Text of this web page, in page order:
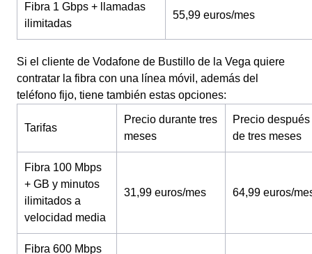
Fibra 1 Gbps + llamadas
ilimitadas
55,99 euros/mes
Si el cliente de Vodafone de Bustillo de la Vega quiere
contratar la fibra con una línea móvil, además del
teléfono fijo, tiene también estas opciones:
Tarifas
Precio durante tres
meses
Precio después
de tres meses
Fibra 100 Mbps
+ GB y minutos
ilimitados a
velocidad media
31,99 euros/mes 64,99 euros/
Fibra 600 Mbps